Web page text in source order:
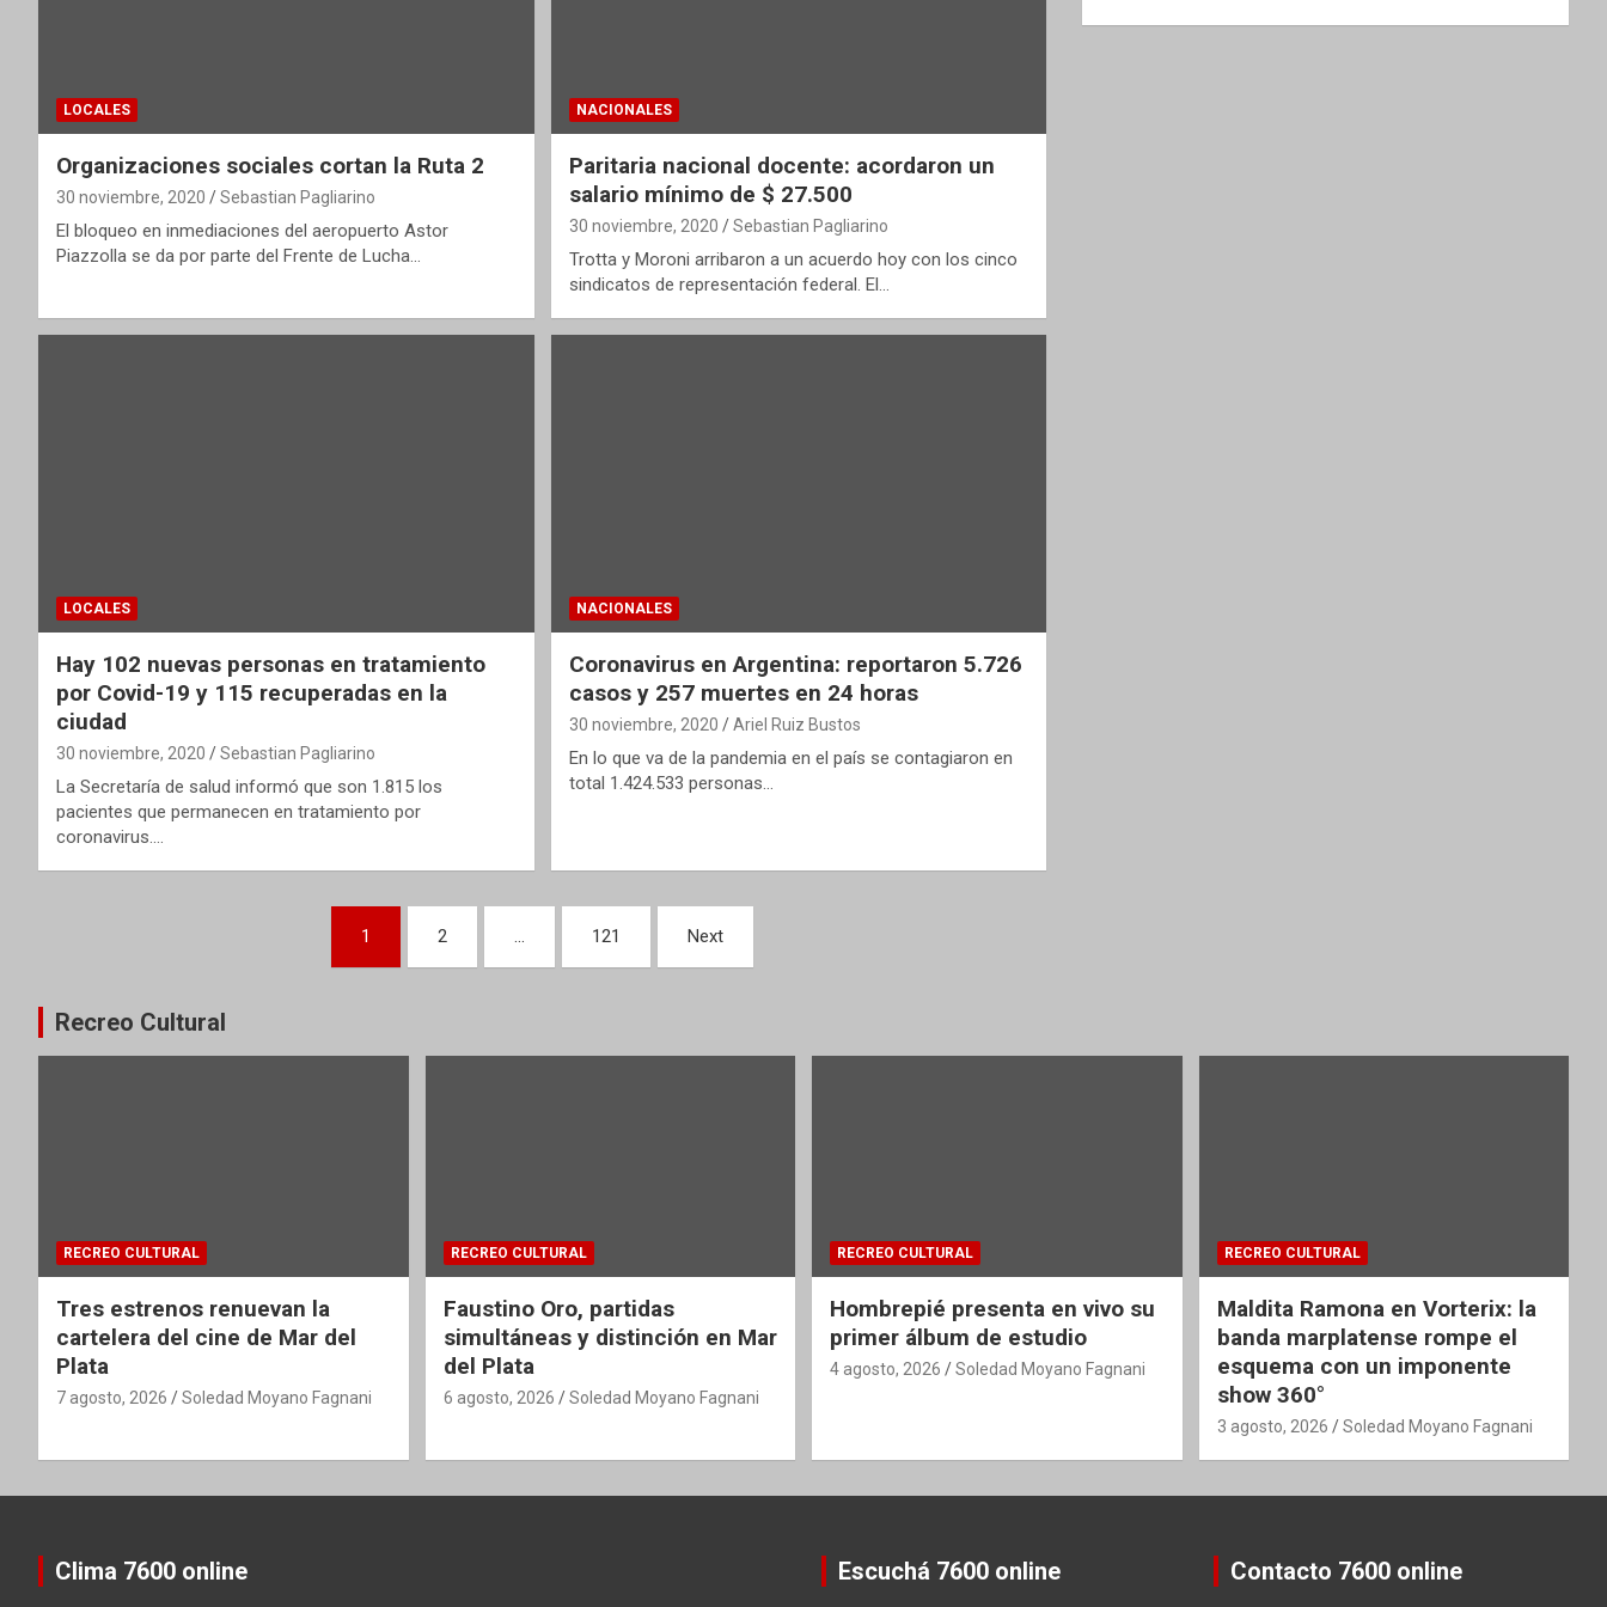
LOCALES
Organizaciones sociales cortan la Ruta 2
30 noviembre, 2020 Sebastian Pagliarino
El bloqueo en inmediaciones del aeropuerto Astor
Piazzolla se da por parte del Frente de Lucha…
NACIONALES
Paritaria nacional docente: acordaron un
salario mínimo de $ 27.500
30 noviembre, 2020 Sebastian Pagliarino
Trotta y Moroni arribaron a un acuerdo hoy con los cinco
sindicatos de representación federal. El…
LOCALES
Hay 102 nuevas personas en tratamiento
por Covid-19 y 115 recuperadas en la
ciudad
30 noviembre, 2020 Sebastian Pagliarino
La Secretaría de salud informó que son 1.815 los
pacientes que permanecen en tratamiento por
coronavirus.…
NACIONALES
Coronavirus en Argentina: reportaron 5.726
casos y 257 muertes en 24 horas
30 noviembre, 2020 Ariel Ruiz Bustos
En lo que va de la pandemia en el país se contagiaron en
total 1.424.533 personas…
entradas
1 2 121 Next
Recreo Cultural
RECREO CULTURAL
Tres estrenos renuevan la
cartelera del cine de Mar del
Plata
7 agosto, 2026 Soledad Moyano Fagnani
RECREO CULTURAL
Faustino Oro, partidas
simultáneas y distinción en Mar
del Plata
6 agosto, 2026 Soledad Moyano Fagnani
RECREO CULTURAL
Hombrepié presenta en vivo su
primer álbum de estudio
4 agosto, 2026 Soledad Moyano Fagnani
RECREO CULTURAL
Maldita Ramona en Vorterix: la
banda marplatense rompe el
esquema con un imponente
show 360°
3 agosto, 2026 Soledad Moyano Fagnani
Clima 7600 online Escuchá 7600 online Contacto 7600 online